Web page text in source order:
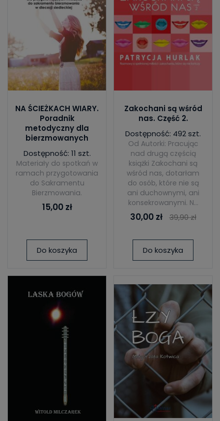
NA ŚCIEŻKACH WIARY.
Poradnik
metodyczny dla
bierzmowanych
Dostępność: 11 szt.
Materiały do spotkań w
ramach przygotowania
do Sakramentu
Bierzmowania.
15,00 zł
Do koszyka
Zakochani są wśród
nas. Część 2.
Dostępność: 492 szt.
Od Autorki: Pracując
nad drugą częścią
książki Zakochani są
wśród nas, dotarłam
do osób, które nie są
ani duchownymi, ani
konsekrowanymi. N...
30,00 zł 39,90 zł
Do koszyka